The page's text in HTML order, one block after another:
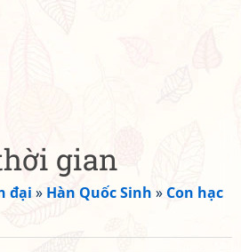
gian
đại » Hàn Quốc Sinh » Con hạc